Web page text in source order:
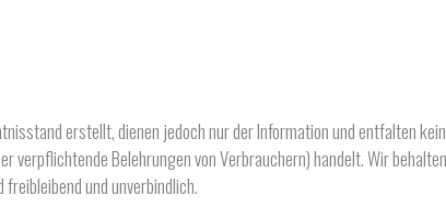
erstellt, dienen jedoch nur der Information und entfalten
Belehrungen von Verbrauchern) handelt. Wir
und unverbindlich.